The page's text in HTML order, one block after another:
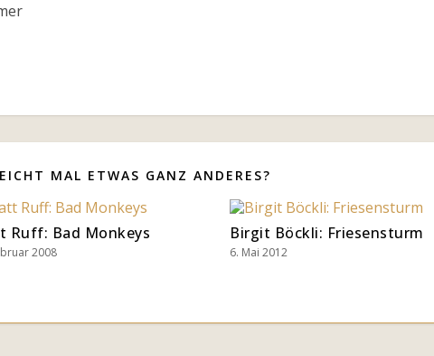
MAL ETWAS GANZ ANDERES?
Ruff: Bad Monkeys
2008
Birgit Böckli: Friesensturm
6. Mai 2012